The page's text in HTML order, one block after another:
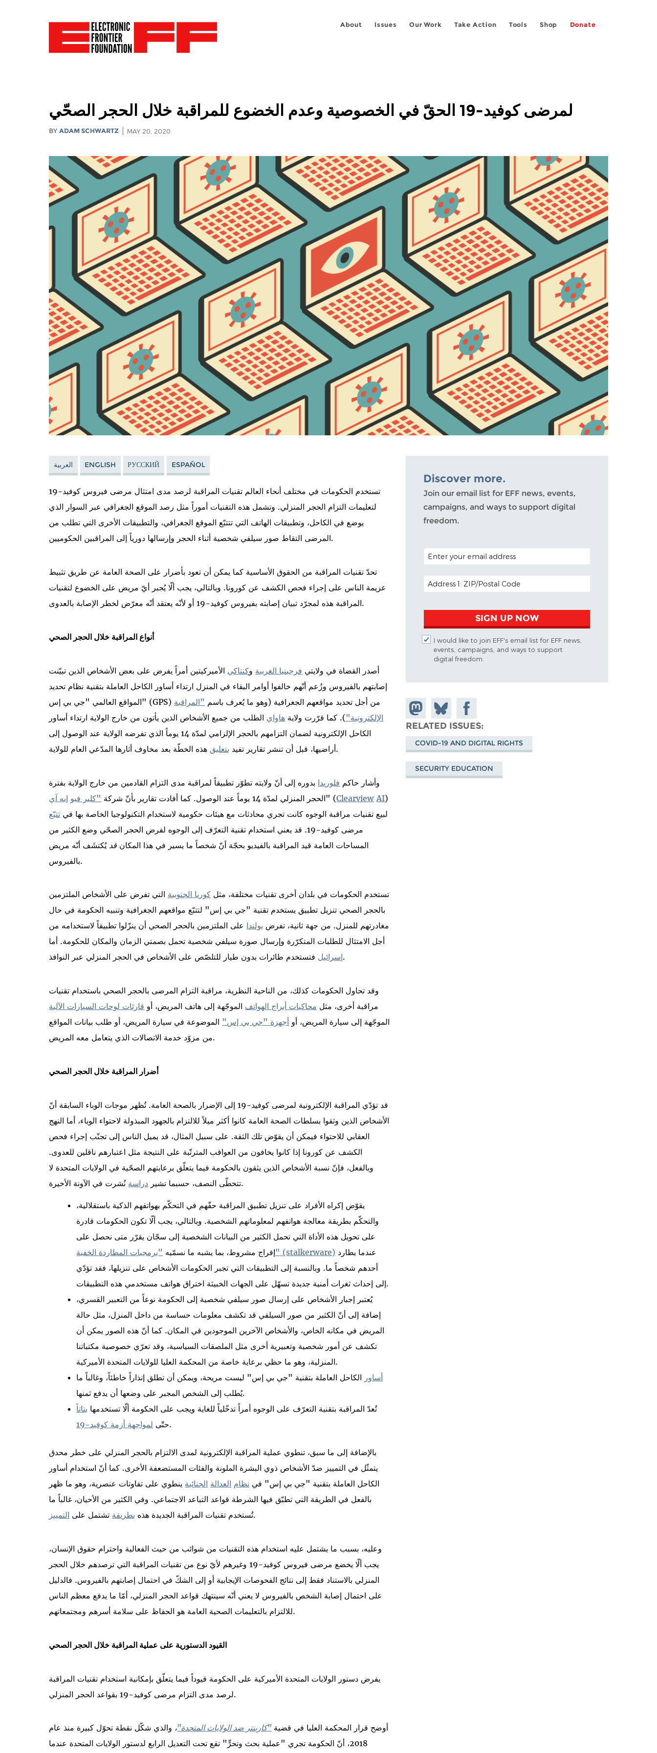
About Issues Our Work Take Action Tools Shop Donate
لمرضى كوفيد-19 الحقّ في الخصوصية وعدم الخضوع للمراقبة خلال الحجر الصحّي
BYADAM SCHWARTZ MAY 20, 2020
العربية ENGLISH РУССКИЙ ESPAÑOL
تستخدم الحكومات في مختلف أنحاء العالم تقنيات المراقبة لرصد مدى امتثال مرضى فيروس كوفيد-19
لتعليمات التزام الحجر المنزلي. وتشمل هذه التقنيات أموراً مثل رصد الموقع الجغرافي عبر السوار الذي
يوضع في الكاحل، وتطبيقات الهاتف التي تتتبّع الموقع الجغرافي، والتطبيقات الأخرى التي تطلب من
المرضى التقاط صور سيلفي شخصية أثناء الحجر وإرسالها دورياً إلى المراقبين الحكوميين.
تحدّ تقنيات المراقبة من الحقوق الأساسية كما يمكن أن تعود بأضرار على الصحة العامة عن طريق تثبيط
عزيمة الناس على إجراء فحص الكشف عن كورونا. وبالتالي، يجب ألّا يُجبر أيّ مريض على الخضوع لتقنيات
المراقبة هذه لمجرّد تبيان إصابته بفيروس كوفيد-19 أو لأنّه يعتقد أنّه معرّض لخطر الإصابة بالعدوى.
أنواع المراقبة خلال الحجر الصحي
أصدر القضاة في ولايتي فرجينيا الغربية وكنتاكي الأميركيتين أمراً يفرض على بعض الأشخاص الذين تبيّنت
إصابتهم بالفيروس وزُعم أنّهم خالفوا أوامر البقاء في المنزل ارتداء أساور الكاحل العاملة بتقنية نظام تحديد
المواقع العالمي "جي بي إس" (GPS) من أجل تحديد مواقعهم الجغرافية (وهو ما يُعرف باسم "المراقبة
الإلكترونية"). كما قرّرت ولاية هاواي الطلب من جميع الأشخاص الذين يأتون من خارج الولاية ارتداء أساور
الكاحل الإلكترونية لضمان التزامهم بالحجر الإلزامي لمدّة 14 يوماً الذي تفرضه الولاية عند الوصول إلى
أراضيها، قبل أن تنشر تقارير تفيد بتعليق هذه الخطّة بعد مخاوف أثارها المدّعي العام للولاية.
وأشار حاكم فلوريدا بدوره إلى أنّ ولايته تطوّر تطبيقاً لمراقبة مدى التزام القادمين من خارج الولاية بفترة
الحجر المنزلي لمدّة 14 يوماً عند الوصول. كما أفادت تقارير بأنّ شركة
"كلير فيو إيه آي " (Clearview AI)
لبيع تقنيات مراقبة الوجوه كانت تجري محادثات مع هيئات حكومية لاستخدام التكنولوجيا الخاصة بها في تتبّع
مرضى كوفيد-19. قد يعني استخدام تقنية التعرّف إلى الوجوه لفرض الحجر الصحّي وضع الكثير من
المساحات العامة قيد المراقبة بالفيديو بحجّة أنّ شخصاً ما يسير في هذا المكان قد يُكتشَف أنّه مريض
بالفيروس.
تستخدم الحكومات في بلدان أخرى تقنيات مختلفة، مثل كوريا الجنوبية التي تفرض على الأشخاص الملتزمين
بالحجر الصحي تنزيل تطبيق يستخدم تقنية "جي بي إس" لتتبّع مواقعهم الجغرافية وتنبيه الحكومة في حال
مغادرتهم للمنزل. من جهة ثانية، تفرض بولندا على الملتزمين بالحجر الصحي أن ينزّلوا تطبيقاً لاستخدامه من
أجل الامتثال للطلبات المتكرّرة وإرسال صورة سيلفي شخصية تحمل بصمتي الزمان والمكان للحكومة. أما
إسرائيلفتستخدم طائرات بدون طيار للتلصّص على الأشخاص في الحجر المنزلي عبر النوافذ.
وقد تحاول الحكومات كذلك، من الناحية النظرية، مراقبة التزام المرضى بالحجر الصحي باستخدام تقنيات
مراقبة أخرى، مثل محاكيات أبراج الهواتف الموجّهة إلى هاتف المريض، أو قارئات لوحات السيارات الآلية
الموجّهة إلى سيارة المريض، أو أجهزة "جي بي إس" الموضوعة في سيارة المريض، أو طلب بيانات المواقع
من مزوّد خدمة الاتصالات الذي يتعامل معه المريض.
أضرار المراقبة خلال الحجر الصحي
قد تؤدّي المراقبة الإلكترونية لمرضى كوفيد-19 إلى الإضرار بالصحة العامة. تُظهر موجات الوباء السابقة أنّ
الأشخاص الذين وثقوا بسلطات الصحة العامة كانوا أكثر ميلاً للالتزام بالجهود المبذولة لاحتواء الوباء، أما النهج
العقابي للاحتواء فيمكن أن يقوّض تلك الثقة. على سبيل المثال، قد يميل الناس إلى تجنّب إجراء فحص
الكشف عن كورونا إذا كانوا يخافون من العواقب المترتّبة على النتيجة مثل اعتبارهم ناقلين للعدوى.
وبالفعل، فإنّ نسبة الأشخاص الذين يثقون بالحكومة فيما يتعلّق برعايتهم الصحّية في الولايات المتحدة لا
تتخطّى النصف، حسبما تشير دراسة نُشرت في الآونة الأخيرة.
يقوّض إكراه الأفراد على تنزيل تطبيق المراقبة حقّهم في التحكّم بهواتفهم الذكية باستقلالية،
والتحكّم بطريقة معالجة هواتفهم لمعلوماتهم الشخصية. وبالتالي، يجب ألّا تكون الحكومات قادرة
على تحويل هذه الأداة التي تحمل الكثير من البيانات الشخصية إلى سجّان يقرّر متى نحصل على
إفراج مشروط، بما يشبه ما نسمّيه"برمجيات المطاردة الخفية" (stalkerware)
أحدهم شخصاً ما. وبالنسبة إلى التطبيقات التي تجبر الحكومات الأشخاص على تنزيلها، فقد تؤدّي
إلى إحداث ثغرات أمنية جديدة تسهّل على الجهات الخبيثة اختراق هواتف مستخدمي هذه التطبيقات.
يُعتبر إجبار الأشخاص على إرسال صور سيلفي شخصية إلى الحكومة نوعاً من التعبير القسري،
إضافة إلى أنّ الكثير من صور السيلفي قد تكشف معلومات حساسة من داخل المنزل، مثل حالة
المريض في مكانه الخاص، والأشخاص الآخرين الموجودين في المكان. كما أنّ هذه الصور يمكن أن
تكشف عن أمور شخصية وتعبيرية أخرى مثل الملصقات السياسية، وقد تعرّي خصوصية مكتباتنا
المنزلية، وهو ما حظي برعاية خاصة من المحكمة العليا للولايات المتحدة الأميركية.
أساور الكاحل العاملة بتقنية "جي بي إس" ليست مريحة، ويمكن أن تطلق إنذاراً خاطئاً، وغالباً ما
يُطلب إلى الشخص المجبر على وضعها أن يدفع ثمنها.
تُعدّ المراقبة بتقنية التعرّف على الوجوه أمراً تدخّلياً للغاية ويجب على الحكومة ألّا تستخدمها بتاتاً
حتّى لمواجهة أزمة كوفيد-19 .
بالإضافة إلى ما سبق، تنطوي عملية المراقبة الإلكترونية لمدى الالتزام بالحجر المنزلي على خطر محدق
يتمثّل في التمييز ضدّ الأشخاص ذوي البشرة الملونة والفئات المستضعفة الأخرى. كما أنّ استخدام أساور
الكاحل العاملة بتقنية "جي بي إس" في نظام العدالة الجنائية ينطوي على تفاوتات عنصرية، وهو ما ظهر
بالفعل في الطريقة التي تطبّق فيها الشرطة قواعد التباعد الاجتماعي. وفي الكثير من الأحيان، غالباً ما
تُستخدم تقنيات المراقبة الجديدة هذه بطريقة تشتمل على التمييز .
وعليه، بسبب ما يشتمل عليه استخدام هذه التقنيات من شوائب من حيث الفعالية واحترام حقوق الإنسان،
يجب ألّا يخضع مرضى فيروس كوفيد-19 وغيرهم لأيّ نوع من تقنيات المراقبة التي ترصدهم خلال الحجر
المنزلي بالاستناد فقط إلى نتائج الفحوصات الإيجابية أو إلى الشكّ في احتمال إصابتهم بالفيروس. فالدليل
على احتمال إصابة الشخص بالفيروس لا يعني أنّه سينتهك قواعد الحجر المنزلي، أمّا ما يدفع معظم الناس
للالتزام بالتعليمات الصحية العامة هو الحفاظ على سلامة أسرهم ومجتمعاتهم.
القيود الدستورية على عملية المراقبة خلال الحجر الصحي
يفرض دستور الولايات المتحدة الأميركية على الحكومة قيوداً فيما يتعلّق بإمكانية استخدام تقنيات المراقبة
لرصد مدى التزام مرضى كوفيد-19 بقواعد الحجر المنزلي.
أوضح قرار المحكمة العليا في قضية "كاربنتر ضد الولايات المتحدة"، والذي شكّل نقطة تحوّل كبيرة منذ عام
2018، أنّ الحكومة تجري "عملية بحث وتحرٍّ" تقع تحت التعديل الرابع لدستور الولايات المتحدة عندما
Discover more.
Join our email list for EFF news, events,
campaigns, and ways to support digital
freedom.
POSTAL CODE (OPTIONAL)
EMAIL ADDRESS
SIGN UP NOW
I would like to join EFF's email list for EFF news,
events, campaigns, and ways to support
digital freedom.
Share on
Mastodon
Share
on
Bluesky
Share on
Facebook
RELATED ISSUES
COVID-19 AND DIGITAL RIGHTS
SECURITY EDUCATION